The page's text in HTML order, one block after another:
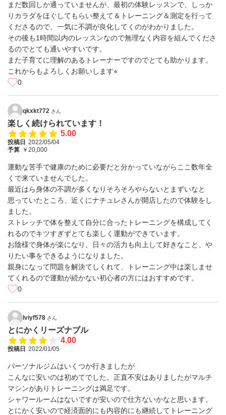
まだ数回しか通っていませんが、最初の体験レッスンで、しっか
りカラダをほぐしてもらい整えて＆トレーニング＆測定を行って
くださるので、一気に不調が良化してくのがわかりました。
その後も1時間以内のレッスンなので無理なく内容を組んでくださ
るのでとても通いやすいです。
また子育てに理解のあるトレーナーですのでとても助かります。
これからもよろしくお願いします⭐︎
0
qkxkt772 さん
楽しく続けられています！
5.00
投稿日 2022/05/04
予算 ￥20,000
運動な苦手で健康のために必要だと分かっていながらここ数年全
くで来ていませんでした。
最近はら身体の不調が多くなりそろそろやらないとまずいなと
思っていたところ、近くにナチュレさんが開店したので体験をし
ました。
ストレッチで体を整えて自分に合ったトレーニングを構成してく
れるのでキツすぎずとても楽しく運動ができています。
お陰様で身体が楽になり、日々の活力も向上して好きなこと、や
りたい事をできるようになりました。
親身になって問題を解決てしくれて、トレーニング中は楽しませ
てくれるので運動が続かない初心者の方にはおすすめです。
0
lviyf578 さん
とにかくリーズナブル
4.00
投稿日 2022/01/05
パーソナルジムはいくつか行きましたが
こんなに安いのは初めてでした。正直不安はありましたがマルチ
マシンがありトレーニングは満足です。
シャワールームはないですが安いので仕方ないかなと思います。
とにかく安いので経済面的にも内容的にも継続してトレーニング